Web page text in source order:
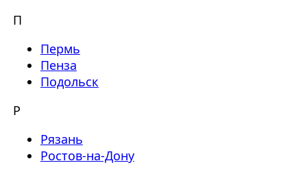
П
Пермь
Пенза
Подольск
Р
Рязань
Ростов-на-Дону